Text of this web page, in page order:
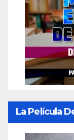
La Película